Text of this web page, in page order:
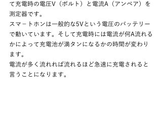
て充電時の電圧V（ボルト）と電流A（アンペア）を
測定器です。
スマ－トホンは一般的な5Vという電圧のバッテリー
で動いています。そして充電時には電流が何A流れる
かによって充電池が満タンになるかの時間が変わり
ます。
電流が多く流れれば流れるほど急速に充電されると
言うことになります。